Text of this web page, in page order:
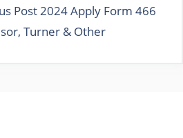
Post 2024 Apply Form 466
Turner & Other